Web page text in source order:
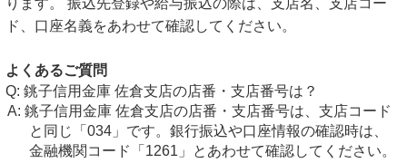
ります。 振込先登録や給与振込の際は、支店名、支店コー
ド、口座名義をあわせて確認してください。
よくあるご質問
銚子信用金庫 佐倉支店の店番・支店番号は？
銚子信用金庫 佐倉支店の店番・支店番号は、支店コード
と同じ「034」です。銀行振込や口座情報の確認時は、
金融機関コード「1261」とあわせて確認してください。